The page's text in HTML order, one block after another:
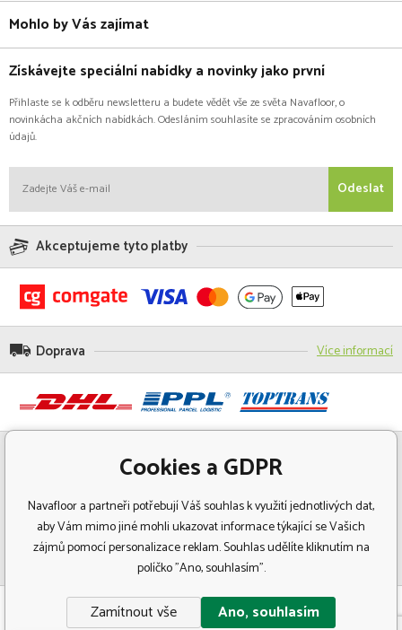
Mohlo by Vás zajímat
Získávejte speciální nabídky a novinky jako první
Přihlaste se k odběru newsletteru a budete vědět vše ze světa Navafloor, o
novinkácha akčních nabídkách. Odesláním souhlasíte se zpracováním osobních
údajů.
Odeslat
Akceptujeme tyto platby
Doprava Více informací
© Copyright 2018 Navafloor - Specializovaný prodej podlahových krytin.
Cookies a GDPR
Navafloor a partneři potřebují Váš souhlas k využití jednotlivých dat,
aby Vám mimo jiné mohli ukazovat informace týkající se Vašich
zájmů pomocí personalizace reklam. Souhlas udělíte kliknutím na
políčko "Ano, souhlasím".
Zamítnout vše Ano, souhlasím